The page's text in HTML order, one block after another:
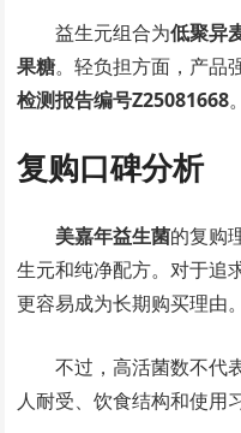
益生元组合为低聚异
果糖。轻负担方面，产品
检测报告编号Z25081668。
复购口碑分析
美嘉年益生菌的复购
生元和纯净配方。对于追
更容易成为长期购买理由。
不过，高活菌数不代
人耐受、饮食结构和使用